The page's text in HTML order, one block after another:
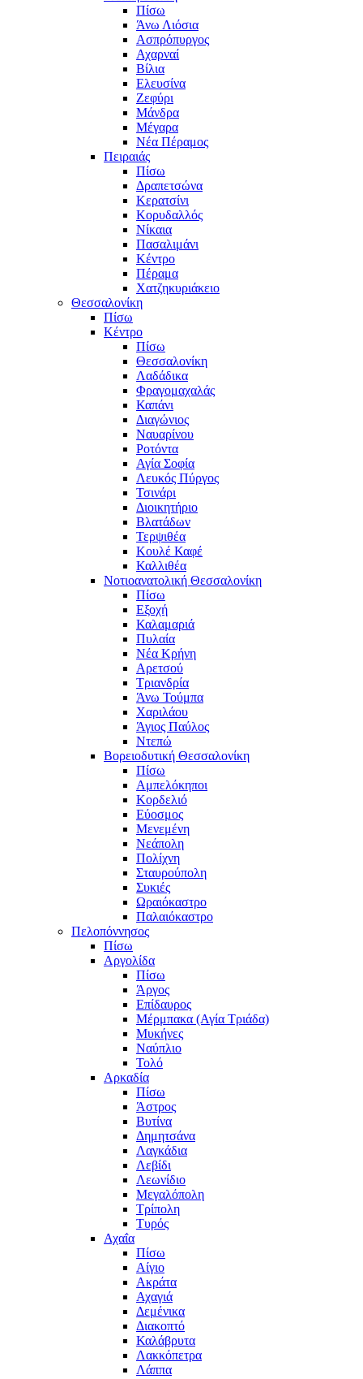
Πίσω
Άνω Λιόσια
Ασπρόπυργος
Αχαρναί
Βίλια
Ελευσίνα
Ζεφύρι
Μάνδρα
Μέγαρα
Νέα Πέραμος
Πειραιάς
Πίσω
Δραπετσώνα
Κερατσίνι
Κορυδαλλός
Νίκαια
Πασαλιμάνι
Κέντρο
Πέραμα
Χατζηκυριάκειο
Θεσσαλονίκη
Πίσω
Κέντρο
Πίσω
Θεσσαλονίκη
Λαδάδικα
Φραγομαχαλάς
Καπάνι
Διαγώνιος
Ναυαρίνου
Ροτόντα
Αγία Σοφία
Λευκός Πύργος
Τσινάρι
Διοικητήριο
Βλατάδων
Τερψιθέα
Κουλέ Καφέ
Καλλιθέα
Νοτιοανατολική Θεσσαλονίκη
Πίσω
Εξοχή
Καλαμαριά
Πυλαία
Νέα Κρήνη
Αρετσού
Τριανδρία
Άνω Τούμπα
Χαριλάου
Άγιος Παύλος
Ντεπώ
Βορειοδυτική Θεσσαλονίκη
Πίσω
Αμπελόκηποι
Κορδελιό
Εύοσμος
Μενεμένη
Νεάπολη
Πολίχνη
Σταυρούπολη
Συκιές
Ωραιόκαστρο
Παλαιόκαστρο
Πελοπόννησος
Πίσω
Αργολίδα
Πίσω
Άργος
Επίδαυρος
Μέρμπακα (Αγία Τριάδα)
Μυκήνες
Ναύπλιο
Τολό
Αρκαδία
Πίσω
Άστρος
Βυτίνα
Δημητσάνα
Λαγκάδια
Λεβίδι
Λεωνίδιο
Μεγαλόπολη
Τρίπολη
Τυρός
Αχαΐα
Πίσω
Αίγιο
Ακράτα
Αχαγιά
Δεμένικα
Διακοπτό
Καλάβρυτα
Λακκόπετρα
Λάππα